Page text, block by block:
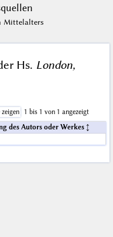
Mittelalters
Hs. London,
zeigen
1 bis 1 von 1 angezeigt
des Autors oder Werkes